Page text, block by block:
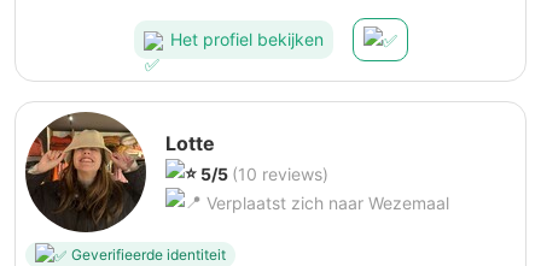
Het profiel bekijken
Lotte
5/5 (10 reviews)
Verplaatst zich naar Wezemaal
Geverifieerde identiteit